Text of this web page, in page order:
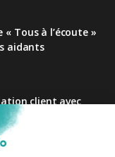
Tous à l’écoute »
aidants
client avec
axée sur la